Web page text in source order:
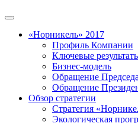
«Норникель» 2017
Профиль Компании
Ключевые
Бизнес-модель
Обращение
Обращение
Обзор стратегии
Стратегия
Экологическая